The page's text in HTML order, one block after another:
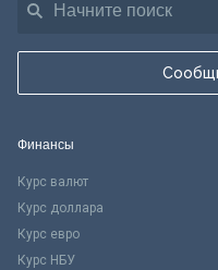
Финансы
Курс валют
Курс доллара
Курс евро
Курс НБУ